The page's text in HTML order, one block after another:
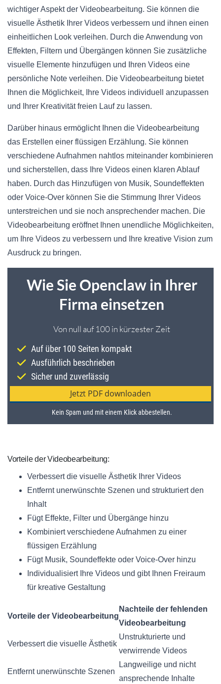
wichtiger Aspekt der Videobearbeitung. Sie können die
visuelle Ästhetik Ihrer Videos verbessern und ihnen einen
einheitlichen Look verleihen. Durch die Anwendung von
Effekten, Filtern und Übergängen können Sie zusätzliche
visuelle Elemente hinzufügen und Ihren Videos eine
persönliche Note verleihen. Die Videobearbeitung bietet
Ihnen die Möglichkeit, Ihre Videos individuell anzupassen
und Ihrer Kreativität freien Lauf zu lassen.
Darüber hinaus ermöglicht Ihnen die Videobearbeitung
das Erstellen einer flüssigen Erzählung. Sie können
verschiedene Aufnahmen nahtlos miteinander kombinieren
und sicherstellen, dass Ihre Videos einen klaren Ablauf
haben. Durch das Hinzufügen von Musik, Soundeffekten
oder Voice-Over können Sie die Stimmung Ihrer Videos
unterstreichen und sie noch ansprechender machen. Die
Videobearbeitung eröffnet Ihnen unendliche Möglichkeiten,
um Ihre Videos zu verbessern und Ihre kreative Vision zum
Ausdruck zu bringen.
Vorteile der Videobearbeitung:
Verbessert die visuelle Ästhetik Ihrer Videos
Entfernt unerwünschte Szenen und strukturiert den
Inhalt
Fügt Effekte, Filter und Übergänge hinzu
Kombiniert verschiedene Aufnahmen zu einer
flüssigen Erzählung
Fügt Musik, Soundeffekte oder Voice-Over hinzu
Individualisiert Ihre Videos und gibt Ihnen Freiraum
für kreative Gestaltung
Vorteile der Videobearbeitung
Nachteile der fehlenden
Videobearbeitung
Verbessert die visuelle Ästhetik
Unstrukturierte und
verwirrende Videos
Entfernt unerwünschte Szenen
Langweilige und nicht
ansprechende Inhalte